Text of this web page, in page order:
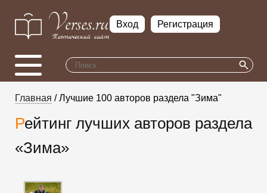
Вход Регистрация
Главная / Лучшие 100 авторов раздела "Зима"
Рейтинг лучших авторов раздела
«Зима»